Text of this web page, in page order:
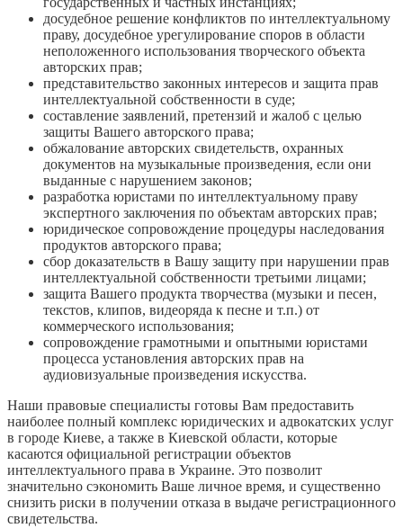
досудебное решение конфликтов по интеллектуальному
праву, досудебное урегулирование споров в области
неположенного использования творческого объекта
авторских прав;
представительство законных интересов и защита прав
интеллектуальной собственности в суде;
составление заявлений, претензий и жалоб с целью
защиты Вашего авторского права;
обжалование авторских свидетельств, охранных
документов на музыкальные произведения, если они
выданные с нарушением законов;
разработка юристами по интеллектуальному праву
экспертного заключения по объектам авторских прав;
юридическое сопровождение процедуры наследования
продуктов авторского права;
сбор доказательств в Вашу защиту при нарушении прав
интеллектуальной собственности третьими лицами;
защита Вашего продукта творчества (музыки и песен,
текстов, клипов, видеоряда к песне и т.п.) от
коммерческого использования;
сопровождение грамотными и опытными юристами
процесса установления авторских прав на
аудиовизуальные произведения искусства.
Наши правовые специалисты готовы Вам предоставить
наиболее полный комплекс юридических и адвокатских услуг
в городе Киеве, а также в Киевской области, которые
касаются официальной регистрации объектов
интеллектуального права в Украине. Это позволит
значительно сэкономить Ваше личное время, и существенно
снизить риски в получении отказа в выдаче регистрационного
свидетельства.